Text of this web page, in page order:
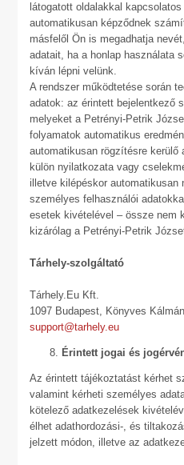
látogatott oldalakkal
automatikusan képződnek
másfelől Ön is megadhatja
adatait, ha a honlap használata
kíván lépni velünk.
A rendszer működtetése során
adatok: az érintett bejelentkező
melyeket a Petrényi-Petrik
folyamatok automatikus
automatikusan rögzítésre kerülő
külön nyilatkozata vagy
illetve kilépéskor automatikusan
személyes felhasználói
esetek kivételével – össze nem
kizárólag a Petrényi-Petrik
Tárhely-szolgáltató
Tárhely.Eu Kft.
1097 Budapest, Könyves
support@tarhely.eu
Érintett jogai és
Az érintett tájékoztatást kérhet
valamint kérheti személyes
kötelező adatkezelések
élhet adathordozási-, és
jelzett módon, illetve az